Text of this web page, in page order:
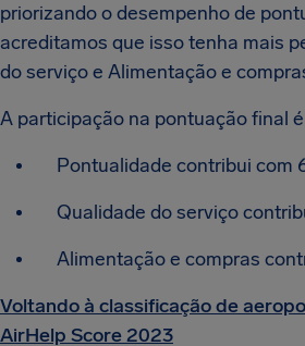
priorizando o desempenho de
acreditamos que isso tenha mais
do serviço e Alimentação e
A participação na pontuação final
Pontualidade contribui com
Qualidade do serviço
Alimentação e compras
Voltando à classificação de
AirHelp Score 2023